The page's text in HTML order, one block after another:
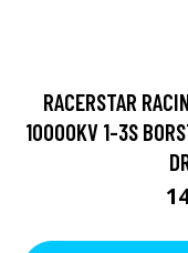
RACERSTAR
10000KV 1-3S